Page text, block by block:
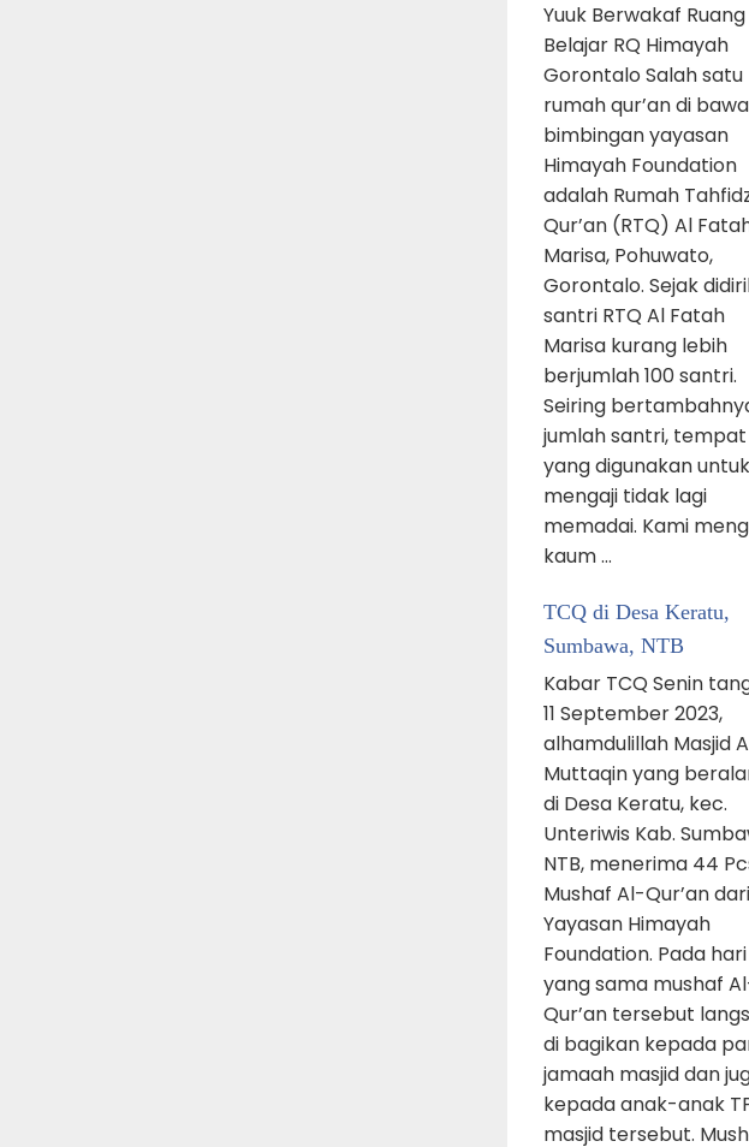
Yuuk Berwakaf Ruang
Belajar RQ Himayah
Gorontalo Salah satu
rumah qur’an di
bimbingan yayasan
Himayah Foundation
adalah Rumah
Qur’an (RTQ) Al
Marisa, Pohuwato,
Gorontalo. Sejak
santri RTQ Al Fatah
Marisa kurang lebih
berjumlah 100 santri.
Seiring
jumlah santri, tempat
yang digunakan untuk
mengaji tidak lagi
memadai. Kami
kaum …
TCQ di Desa Keratu,
Sumbawa, NTB
Kabar TCQ Senin
11 September 2023,
alhamdulillah Masjid
Muttaqin yang
di Desa Keratu, kec.
Unteriwis Kab.
NTB, menerima 44
Mushaf Al-Qur’an dari
Yayasan Himayah
Foundation. Pada hari
yang sama mushaf
Qur’an tersebut
di bagikan kepada
jamaah masjid dan
kepada anak-anak
masjid tersebut.